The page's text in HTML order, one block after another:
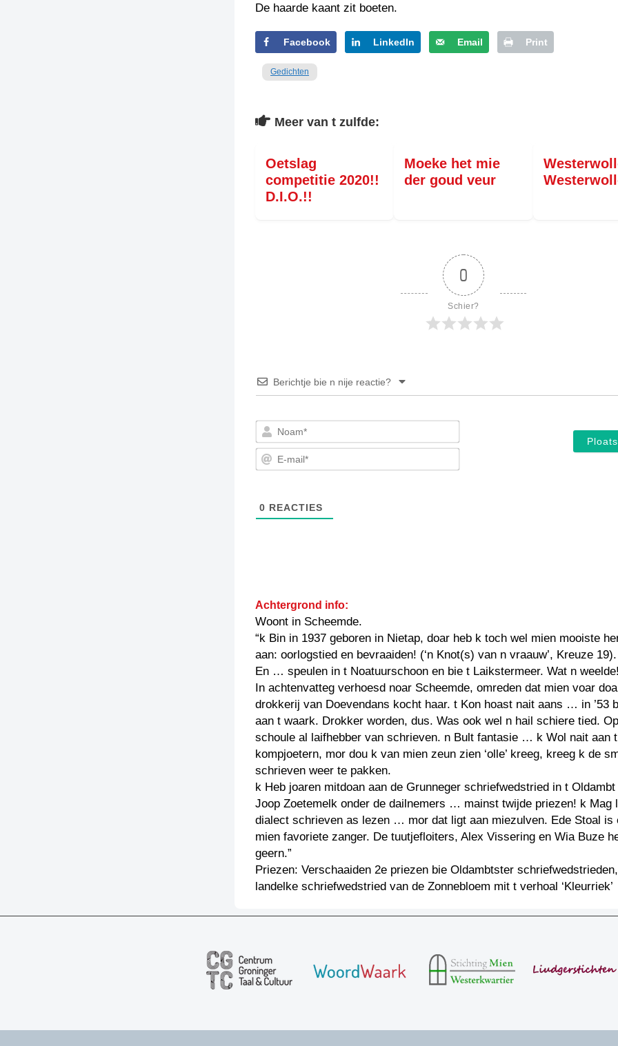
PERSBERICHT
SCHRIEFWEDSTRIED
SCHRIEFWEDSTRIED
STRIPS
KREUZE
TENEEL
VEURDRACHTEN
De haarde kaant zit boeten.
Facebook LinkedIn Email Print
Gedichten
Meer van t zulfde:
Oetslag
competitie 2020!!
D.I.O.!!
Moeke het mie
der goud veur
0
Schier?
Berichtje bie n nije reactie?
Noam*
E-
0 REACTIES
Achtergrond info:
Woont in Scheemde.
“k Bin in 1937 geboren in Nietap, doar heb k toch wel mien mooiste
aan: oorlogstied en bevraaiden! (‘n Knot(s) van n vraauw’, Kreuze 19).
En … speulen in t Noatuurschoon en bie t Laikstermeer. Wat n
In achtenvatteg verhoesd noar Scheemde, omreden dat mien voar
drokkerij van Doevendans kocht haar. t Kon hoast nait aans … in ’53
aan t waark. Drokker worden, dus. Was ook wel n hail schiere tied.
schoule al laifhebber van schrieven. n Bult fantasie … k Wol nait aan t
kompjoetern, mor dou k van mien zeun zien ‘olle’ kreeg, kreeg k de
schrieven weer te pakken.
k Heb joaren mitdoan aan de Grunneger schriefwedstried in t
Joop Zoetemelk onder de dailnemers … mainst twijde priezen! k Mag
dialect schrieven as lezen … mor dat ligt aan miezulven. Ede Stoal is
mien favoriete zanger. De tuutjefloiters, Alex Vissering en Wia Buze
geern.”
Priezen: Verschaaiden 2e priezen bie Oldambtster
landelke schriefwedstried van de Zonnebloem mit t verhoal ‘Kleurriek’